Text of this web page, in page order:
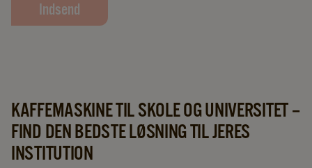
Indsend
KAFFEMASKINE TIL SKOLE OG UNIVERSITET –
FIND DEN BEDSTE LØSNING TIL JERES
INSTITUTION